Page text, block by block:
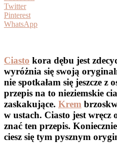
Twitter
Pinterest
WhatsApp
Ciasto kora dębu jest
wyróżnia się swoją
nie spotkałam się jeszcze z
przepis na to nieziemskie
zaskakujące. Krem
w ustach. Ciasto jest wręcz
znać ten przepis.
ciesz się tym pysznym